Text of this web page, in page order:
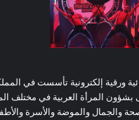
ورقية إلكترونية تأسست في
طنجة عام 2012، تعنى بشؤون المرأة العربية في
والجمال والموضة والأسرة